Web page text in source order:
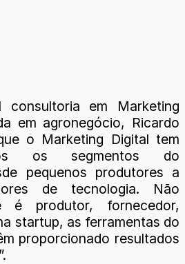
consultoria em Marketing
em agronegócio, Ricardo
o Marketing Digital tem
os segmentos do
pequenos produtores a
de tecnologia. Não
é produtor, fornecedor,
startup, as ferramentas do
proporcionado resultados